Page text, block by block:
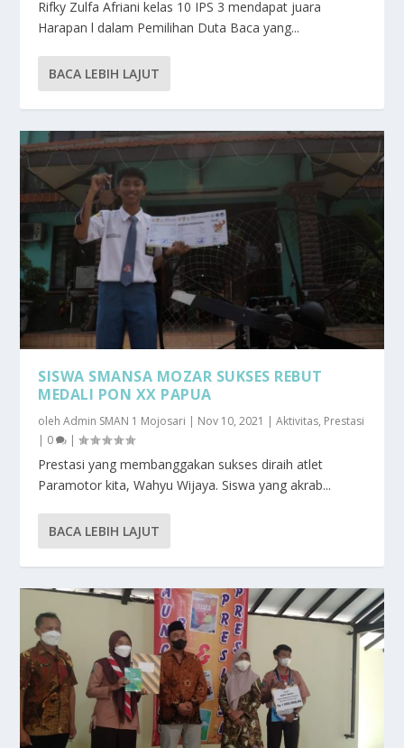
Rifky Zulfa Afriani kelas 10 IPS 3 mendapat juara
Harapan l dalam Pemilihan Duta Baca yang...
BACA LEBIH LAJUT
SISWA SMANSA MOZAR SUKSES REBUT
MEDALI PON XX PAPUA
olehAdmin SMAN 1 Mojosari | Nov 10, 2021 |Aktivitas, Prestasi
| 0 |
Prestasi yang membanggakan sukses diraih atlet
Paramotor kita, Wahyu Wijaya. Siswa yang akrab...
BACA LEBIH LAJUT